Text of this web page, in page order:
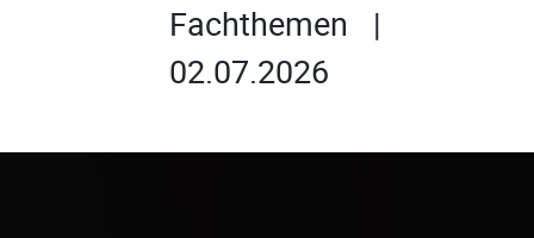
Fachthemen |
02.07.2026